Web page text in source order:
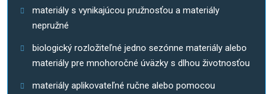
materiály s vynikajúcou pružnosťou a materiály
nepružné
biologický rozložiteľné jedno sezónne materiály alebo
materiály pre mnohoročné úväzky s dlhou životnosťou
materiály aplikovateľné ručne alebo pomocou